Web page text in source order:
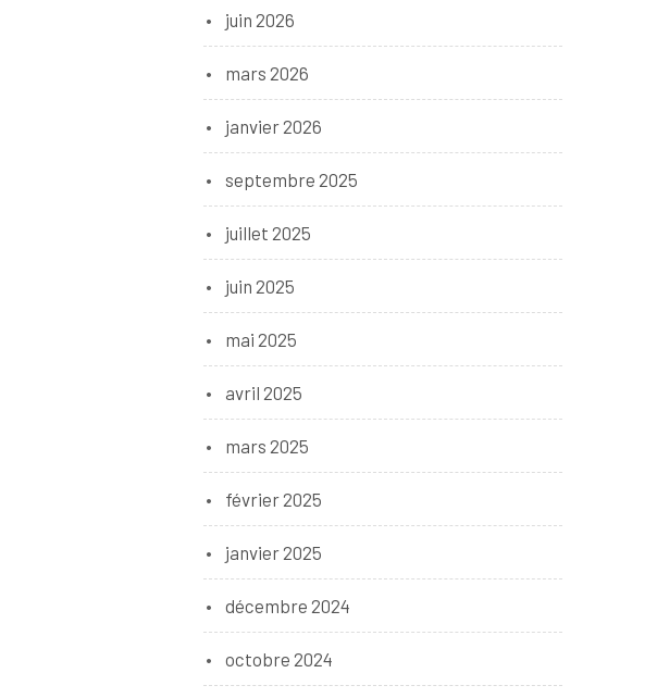
juin 2026
mars 2026
janvier 2026
septembre 2025
juillet 2025
juin 2025
mai 2025
avril 2025
mars 2025
février 2025
janvier 2025
décembre 2024
octobre 2024